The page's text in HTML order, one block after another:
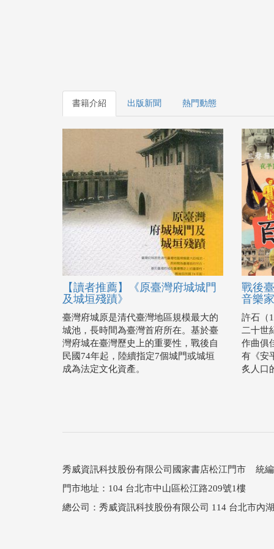
書籍介紹 出版新聞 熱門動態
【讀者推薦】《原臺灣府城城門
及城垣殘蹟》
臺灣府城原是清代臺灣地區規模最大的
城池，長時間為臺灣首府所在。基於臺
灣府城在臺灣歷史上的重要性，戰後自
民國74年起，陸續指定7個城門或城垣
成為法定文化資產。
戰後
音樂家
許石（
二十世
作曲俱
有《安
炙人口
秀威資訊科技股份有限公司國家書店松江門市 統編
門市地址：104 台北市中山區松江路209號1樓
總公司：秀威資訊科技股份有限公司 114 台北市內